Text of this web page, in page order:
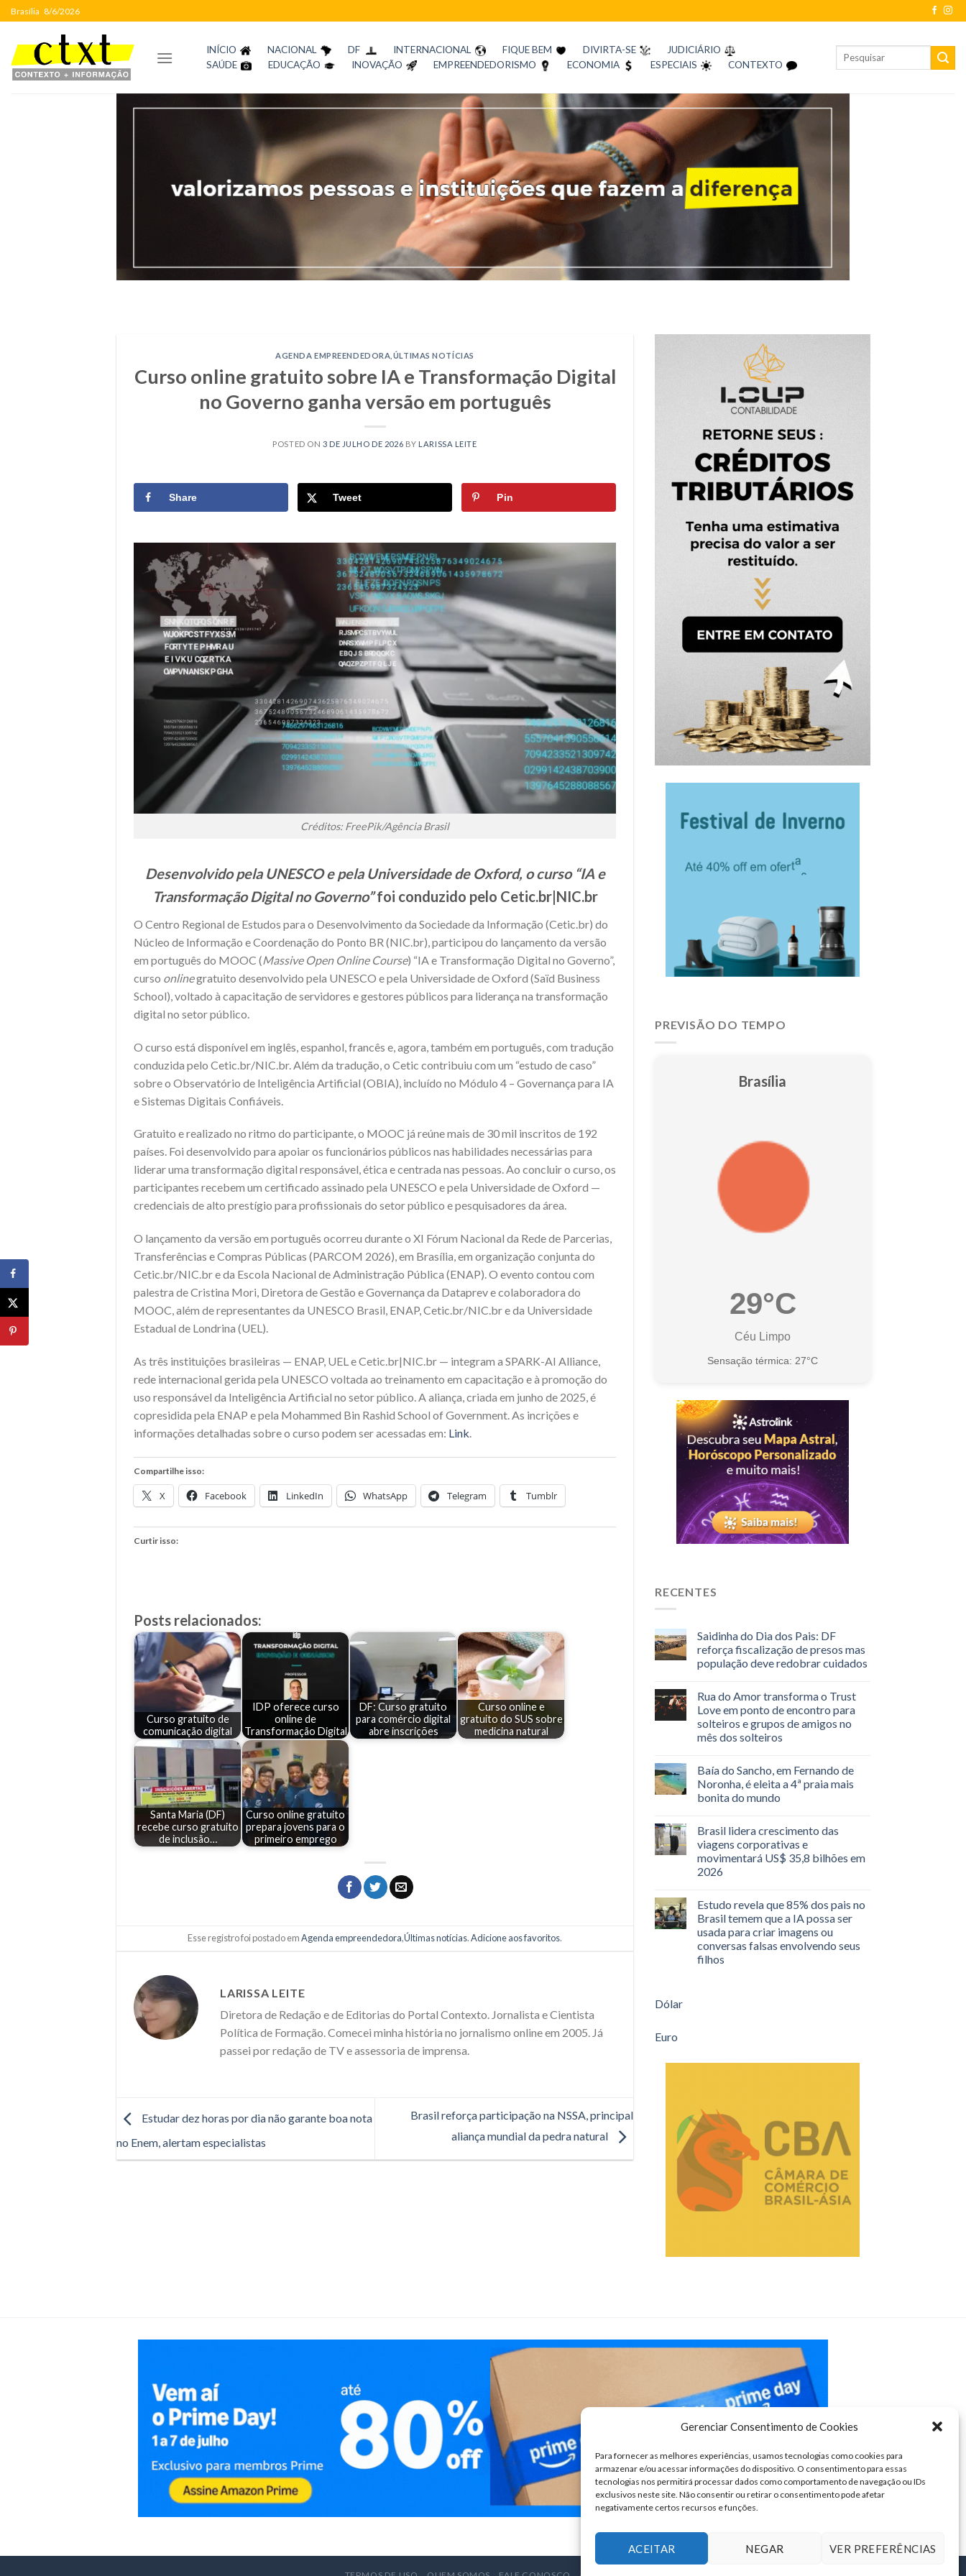
Gerenciar Consentimento de Cookies
Para fornecer as melhores experiências, usamos tecnologias como cookies para
armazenar e/ou acessar informações do dispositivo. O consentimento para essas
tecnologias nos permitirá processar dados como comportamento de navegação ou IDs
exclusivos neste site. Não consentir ou retirar o consentimento pode afetar
negativamente certos recursos e funções.
ACEITAR NEGAR VER PREFERÊNCIAS
Skip
to
content
Brasília 8/6/2026
INÍCIO NACIONAL DF INTERNACIONAL FIQUE BEM DIVIRTA-SE
JUDICIÁRIO
SAÚDE
EDUCAÇÃO INOVAÇÃO EMPREENDEDORISMO ECONOMIA ESPECIAIS CONTEXTO
AGENDA EMPREENDEDORA ÚLTIMAS NOTÍCIAS
Curso online gratuito sobre IA e Transformação Digital
no Governo ganha versão em português
POSTED ON 3 DE JULHO DE 2026 BY LARISSA LEITE
Share Tweet Pin
Créditos: FreePik/Agência Brasil
Desenvolvido pela UNESCO e pela Universidade de Oxford, o curso “IA e
Transformação Digital no Governo”foi conduzido pelo Cetic.br|NIC.br
O Centro Regional de Estudos para o Desenvolvimento da Sociedade da Informação (Cetic.br) do
Núcleo de Informação e Coordenação do Ponto BR (NIC.br), participou do lançamento da versão
em português do MOOC (Massive Open Online Course) “IA e Transformação Digital no Governo”,
curso onlinegratuito desenvolvido pela UNESCO e pela Universidade de Oxford (Saïd Business
School), voltado à capacitação de servidores e gestores públicos para liderança na transformação
digital no setor público.
O curso está disponível em inglês, espanhol, francês e, agora, também em português, com tradução
conduzida pelo Cetic.br/NIC.br. Além da tradução, o Cetic contribuiu com um “estudo de caso”
sobre o Observatório de Inteligência Artificial (OBIA), incluído no Módulo 4 – Governança para IA
e Sistemas Digitais Confiáveis.
Gratuito e realizado no ritmo do participante, o MOOC já reúne mais de 30 mil inscritos de 192
países. Foi desenvolvido para apoiar os funcionários públicos nas habilidades necessárias para
liderar uma transformação digital responsável, ética e centrada nas pessoas. Ao concluir o curso, os
participantes recebem um certificado assinado pela UNESCO e pela Universidade de Oxford —
credenciais de alto prestígio para profissionais do setor público e pesquisadores da área.
O lançamento da versão em português ocorreu durante o XI Fórum Nacional da Rede de Parcerias,
Transferências e Compras Públicas (PARCOM 2026), em Brasília, em organização conjunta do
Cetic.br/NIC.br e da Escola Nacional de Administração Pública (ENAP). O evento contou com
palestra de Cristina Mori, Diretora de Gestão e Governança da Dataprev e colaboradora do
MOOC, além de representantes da UNESCO Brasil, ENAP, Cetic.br/NIC.br e da Universidade
Estadual de Londrina (UEL).
As três instituições brasileiras — ENAP, UEL e Cetic.br|NIC.br — integram a SPARK-AI Alliance,
rede internacional gerida pela UNESCO voltada ao treinamento em capacitação e à promoção do
uso responsável da Inteligência Artificial no setor público. A aliança, criada em junho de 2025, é
copresidida pela ENAP e pela Mohammed Bin Rashid School of Government. As incrições e
informações detalhadas sobre o curso podem ser acessadas em: Link.
Compartilhe isso:
X Facebook LinkedIn WhatsApp Telegram Tumblr
Curtir isso:
Posts relacionados:
Curso gratuito de
comunicação digital
IDP oferece curso
online de
Transformação Digital
DF: Curso gratuito
para comércio digital
abre inscrições
Curso online e
gratuito do SUS sobre
medicina natural
Santa Maria (DF)
recebe curso gratuito
de inclusão…
Curso online gratuito
prepara jovens para o
primeiro emprego
Esse registro foi postado emAgenda empreendedora,Últimas notícias.Adicione aos favoritos.
LARISSA LEITE
Diretora de Redação e de Editorias do Portal Contexto. Jornalista e Cientista
Política de Formação. Comecei minha história no jornalismo online em 2005. Já
passei por redação de TV e assessoria de imprensa.
Estudar dez horas por dia não garante boa nota
no Enem, alertam especialistas
Brasil reforça participação na NSSA, principal
aliança mundial da pedra natural
PREVISÃO DO TEMPO
Brasília
29°C
Céu Limpo
Sensação térmica: 27°C
RECENTES
Saidinha do Dia dos Pais: DF
reforça fiscalização de presos mas
população deve redobrar cuidados
Rua do Amor transforma o Trust
Love em ponto de encontro para
solteiros e grupos de amigos no
mês dos solteiros
Baía do Sancho, em Fernando de
Noronha, é eleita a 4ª praia mais
bonita do mundo
Brasil lidera crescimento das
viagens corporativas e
movimentará US$ 35,8 bilhões em
2026
Estudo revela que 85% dos pais no
Brasil temem que a IA possa ser
usada para criar imagens ou
conversas falsas envolvendo seus
filhos
Dólar
Euro